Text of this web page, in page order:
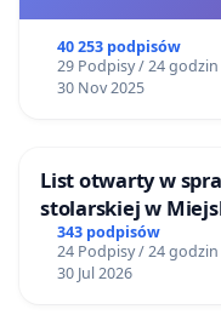
40 253 podpisów
29 Podpisy / 24 godzin
30 Nov 2025
List otwarty w
stolarskiej w
Gdańsku
343 podpisów
24 Podpisy / 24 godzin
30 Jul 2026